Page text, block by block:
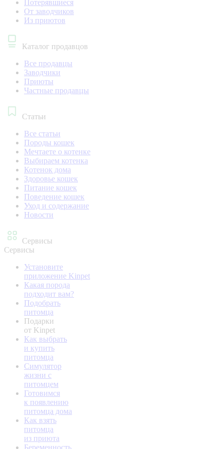
Потерявшиеся
От заводчиков
Из приютов
Каталог продавцов
Все продавцы
Заводчики
Приюты
Частные продавцы
Статьи
Все статьи
Породы кошек
Мечтаете о котенке
Выбираем котенка
Котенок дома
Здоровье кошек
Питание кошек
Поведение кошек
Уход и содержание
Новости
Сервисы
Сервисы
Установите
приложение Kinpet
Какая порода
подходит вам?
Подобрать
питомца
Подарки
от Kinpet
Как выбрать
и купить
питомца
Симулятор
жизни с
питомцем
Готовимся
к появлению
питомца дома
Как взять
питомца
из приюта
Беременность